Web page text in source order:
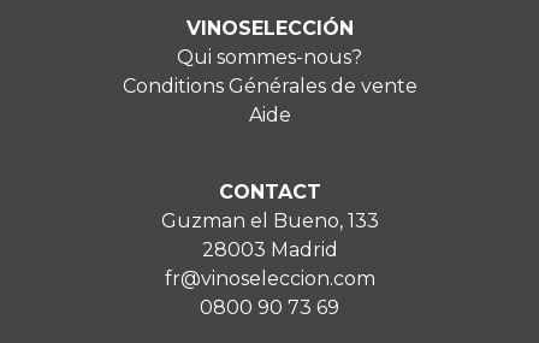
VINOSELECCIÓN
Qui sommes-nous?
Conditions Générales de vente
Aide
CONTACT
Guzman el Bueno, 133
28003 Madrid
fr@vinoseleccion.com
0800 90 73 69